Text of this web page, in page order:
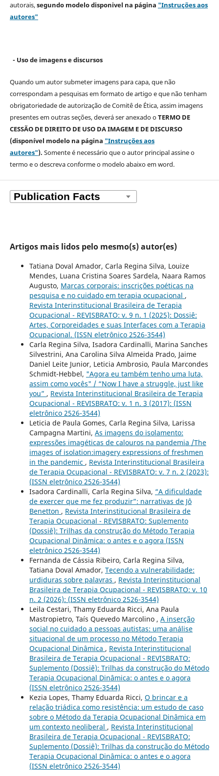
autorais,segundo modelodisponivel na página "Instruções aos
autores"
- Uso de imagens e discursos
Quando um autor submeter imagens para capa, que não
correspondam a pesquisas em formato de artigo e que não tenham
obrigatoriedade de autorização de Comitê de Ética, assim imagens
presentes em outras seções, deverá ser anexado oTERMO DE
CESSÃO DE DIREITO DE USO DA IMAGEM E DE DISCURSO
(disponível modelo na página "Instruções aos
autores"). Somente é necessário que o autor principal assine o
termo e o descrevaconforme o modelo abaixo em word.
Artigos mais lidos pelo mesmo(s) autor(es)
Tatiana Doval Amador, Carla Regina Silva, Louize
Mendes, Luana Cristina Soares Sardela, Naara Ramos
Augusto, Marcas corporais: inscrições poéticas na
pesquisa e no cuidado em terapia ocupacional ,
Revista Interinstitucional Brasileira de Terapia
Ocupacional - REVISBRATO: v. 9 n. 1 (2025): Dossiê:
Artes, Corporeidades e suas Interfaces com a Terapia
Ocupacional. (ISSN eletrônico 2526-3544)
Carla Regina Silva, Isadora Cardinalli, Marina Sanches
Silvestrini, Ana Carolina Silva Almeida Prado, Jaime
Daniel Leite Junior, Leticia Ambrosio, Paula Marcondes
Schmidt-Hebbel, "Agora eu também tenho uma luta,
assim como vocês" / “Now I have a struggle, just like
you” , Revista Interinstitucional Brasileira de Terapia
Ocupacional - REVISBRATO: v. 1 n. 3 (2017): (ISSN
eletrônico 2526-3544)
Leticia de Paula Gomes, Carla Regina Silva, Larissa
Campagna Martini, As imagens do isolamento:
expressões imagéticas de calouros na pandemia /The
images of isolation:imagery expressions of freshmen
in the pandemic , Revista Interinstitucional Brasileira
de Terapia Ocupacional - REVISBRATO: v. 7 n. 2 (2023):
(ISSN eletrônico 2526-3544)
Isadora Cardinalli, Carla Regina Silva, “A dificuldade
de exercer que me fez produzir”: narrativas de Jô
Benetton , Revista Interinstitucional Brasileira de
Terapia Ocupacional - REVISBRATO: Suplemento
(Dossiê): Trilhas da construção do Método Terapia
Ocupacional Dinâmica: o antes e o agora (ISSN
eletrônico 2526-3544)
Fernanda de Cássia Ribeiro, Carla Regina Silva,
Tatiana Doval Amador, Tecendo a vulnerabilidade:
urdiduras sobre palavras , Revista Interinstitucional
Brasileira de Terapia Ocupacional - REVISBRATO: v. 10
n. 2 (2026): (ISSN eletrônico 2526-3544)
Leila Cestari, Thamy Eduarda Ricci, Ana Paula
Mastropietro, Taís Quevedo Marcolino , A inserção
social no cuidado a pessoas autistas: uma análise
situacional de um processo no Método Terapia
Ocupacional Dinâmica , Revista Interinstitucional
Brasileira de Terapia Ocupacional - REVISBRATO:
Suplemento (Dossiê): Trilhas da construção do Método
Terapia Ocupacional Dinâmica: o antes e o agora
(ISSN eletrônico 2526-3544)
Kezia Lopes, Thamy Eduarda Ricci, O brincar e a
relação triádica como resistência: um estudo de caso
sobre o Método da Terapia Ocupacional Dinâmica em
um contexto neoliberal , Revista Interinstitucional
Brasileira de Terapia Ocupacional - REVISBRATO:
Suplemento (Dossiê): Trilhas da construção do Método
Terapia Ocupacional Dinâmica: o antes e o agora
(ISSN eletrônico 2526-3544)